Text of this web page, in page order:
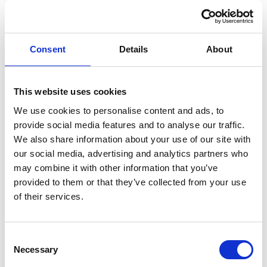
Consent Details About
This website uses cookies
We use cookies to personalise content and ads, to
provide social media features and to analyse our traffic.
We also share information about your use of our site with
our social media, advertising and analytics partners who
may combine it with other information that you’ve
provided to them or that they’ve collected from your use
of their services.
Selection
Necessary
To je přesně situace, kterou DealBakers řeší u B2B
predikovatelného obchodu. Cílem je dostat obchod
do správných firem, ke správným lidem, ve správný
čas a se správným kontextem. Víc aktivity nestačí —
Co znamená moderní B2B
akvizice v praxi
Moderní B2B akvizice nezačíná zprávou. Začíná
tím, že si firma správně nastaví:
vzniku pří ležitosti.